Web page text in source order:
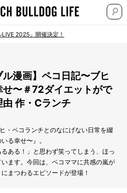
LIVE 2025」開催決定！
ル漫画】ペコ日記〜ブヒ
せ〜＃72ダイエットがで
由 作・Cランチ
・ペコランチとのなにげない日常を綴
る幸せ〜』。
ある！」と思わず笑ってしまう、ほっ
ます。今回は、ペコママに共感の嵐が
まつわるエピソードが登場！